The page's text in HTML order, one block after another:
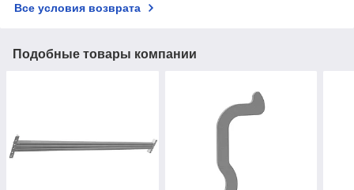
Все условия возврата
Подобные товары компании